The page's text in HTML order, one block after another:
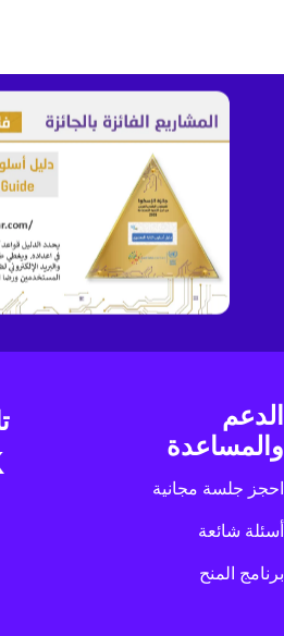
الدعم
والمساعدة
احجز جلسة مجانية
أسئلة شائعة
برنامج المنح